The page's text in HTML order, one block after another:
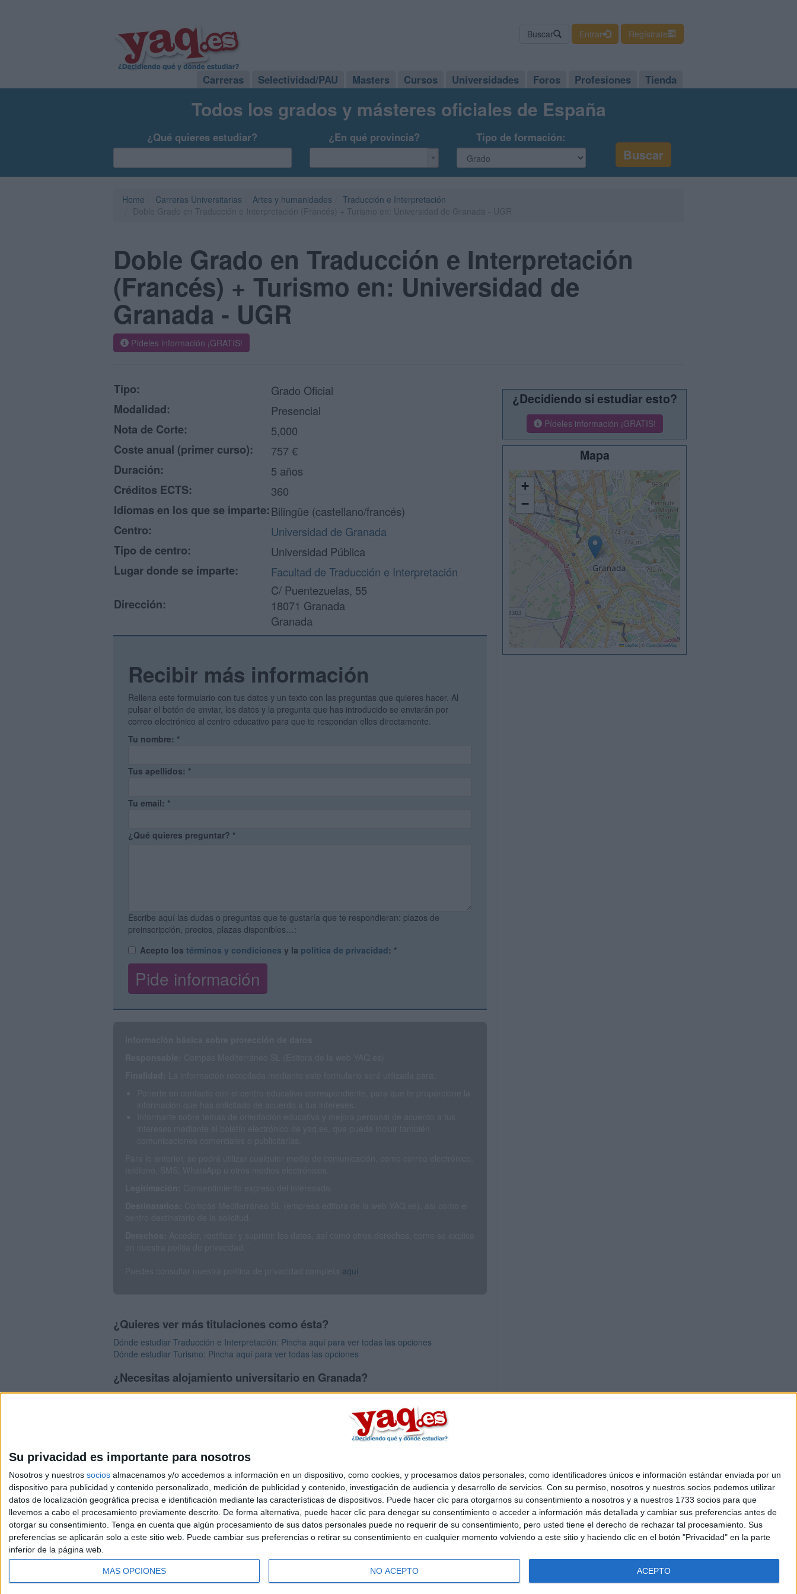
Su privacidad es importante para nosotros
Nosotros y nuestros socios almacenamos y/o accedemos a información en un dispositivo, como cookies, y procesamos datos personales, como identificadores únicos e información estándar enviada por un
dispositivo para publicidad y contenido personalizado, medición de publicidad y contenido, investigación de audiencia y desarrollo de servicios. Con su permiso, nosotros y nuestros socios podemos utilizar
datos de localización geográfica precisa e identificación mediante las características de dispositivos. Puede hacer clic para otorgarnos su consentimiento a nosotros y a nuestros 1733 socios para que
llevemos a cabo el procesamiento previamente descrito. De forma alternativa, puede hacer clic para denegar su consentimiento o acceder a información más detallada y cambiar sus preferencias antes de
otorgar su consentimiento. Tenga en cuenta que algún procesamiento de sus datos personales puede no requerir de su consentimiento, pero usted tiene el derecho de rechazar tal procesamiento. Sus
preferencias se aplicarán solo a este sitio web. Puede cambiar sus preferencias o retirar su consentimiento en cualquier momento volviendo a este sitio y haciendo clic en el botón "Privacidad" en la parte
inferior de la página web.
MÁS OPCIONES NO ACEPTO ACEPTO
Buscar Entrar Regístrate
Carreras Selectividad/PAU Masters Cursos Universidades Foros Profesiones Tienda
Todos los grados y másteres oficiales de España
¿Qué quieres estudiar? ¿En qué provincia? Tipo de formación:
Home Carreras Universitarias Artes y humanidades
Traducción e Interpretación
Doble Grado en Traducción e Interpretación
(Francés) + Turismo en: Universidad de
Granada - UGR
Pídeles información ¡GRATIS!
Tipo:
Grado Oficial
Modalidad:
Presencial
Nota de Corte:
5,000
Coste anual (primer curso):
757 €
Duración:
5 años
Créditos ECTS:
360
Idiomas en los que se imparte:Bilingüe (castellano/francés)
Centro:
Universidad de Granada
Tipo de centro:
Universidad Pública
Lugar donde se imparte:
Facultad de Traducción e Interpretación
Dirección:
C/ Puentezuelas, 55
18071 Granada
Granada
Recibir más información
Rellena este formulario con tus datos y un texto con las preguntas que quieres hacer. Al
pulsar el botón de enviar, los datos y la pregunta que has introducido se enviarán por
correo electrónico al centro educativo para que te respondan ellos directamente.
Tu nombre: *
Tus apellidos: *
Tu email: *
¿Qué quieres preguntar? *
Escribe aquí las dudas o preguntas que te gustaría que te respondieran: plazos de
preinscripción, precios, plazas disponibles…:
Acepto los términos y condiciones y la política de privacidad: *
aquí
¿Quieres ver más titulaciones como ésta?
Dónde estudiar Traducción e Interpretación: Pincha aquí para ver todas las opciones
Dónde estudiar Turismo: Pincha aquí para ver todas las opciones
¿Necesitas alojamiento universitario en Granada?
>> Residencias de estudiantes y colegios mayores en Granada
¿Decidiendo si estudiar esto?
Pídeles información ¡GRATIS!
Mapa
+
−
Leaflet © OpenStreetMap
Quiénes somos|Contactar|Anúnciate
Aviso legal|Politica de privacidad|Condiciones generales|Política de cookies
© 2003-2026Compás Mediterráneo S.L.- Diego de León 47 - 28006 Madrid [ESPAÑA] - Tel. +34 91 593 2767